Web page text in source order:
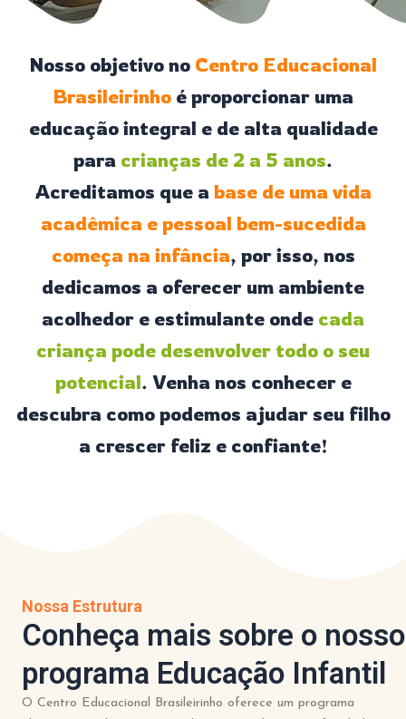
Nosso objetivo no Centro Educacional
Brasileirinho é proporcionar uma
educação integral e de alta qualidade
para crianças de 2 a 5 anos.
Acreditamos que abase de uma vida
acadêmica e pessoal bem-sucedida
começa na infância, por isso, nos
dedicamos a oferecer um ambiente
acolhedor e estimulante onde cada
criança pode desenvolver todo o seu
potencial. Venha nos conhecer e
descubra como podemos ajudar seu filho
a crescer feliz e confiante!
Nossa Estrutura
Conheça mais sobre o nosso
programa Educação Infantil
O Centro Educacional Brasileirinho oferece um programa